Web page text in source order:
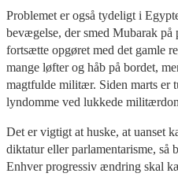
Problemet er også tydeligt i
bevægelse, der smed Mubarak på
fortsætte opgøret med det gamle
mange løfter og håb på bordet,
magtfulde militær. Siden marts er
lyndomme ved lukkede
Det er vigtigt at huske, at uanset
diktatur eller parlamentarisme, så
Enhver progressiv ændring skal